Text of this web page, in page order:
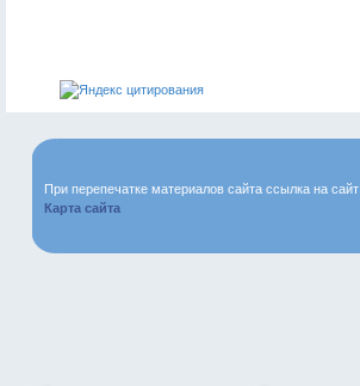
При перепечатке материалов сайта ссылка на сайт
Карта сайта